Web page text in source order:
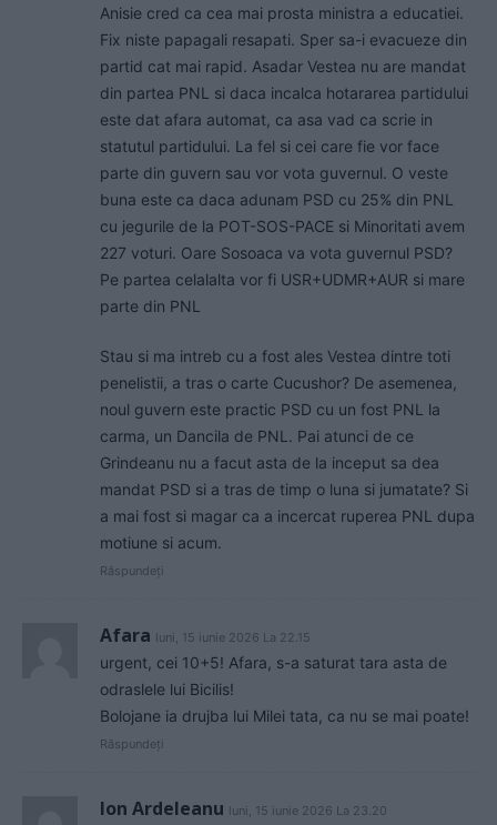
Anisie cred ca cea mai prosta ministra a educatiei.
Fix niste papagali resapati. Sper sa-i evacueze din
partid cat mai rapid. Asadar Vestea nu are mandat
din partea PNL si daca incalca hotararea partidului
este dat afara automat, ca asa vad ca scrie in
statutul partidului. La fel si cei care fie vor face
parte din guvern sau vor vota guvernul. O veste
buna este ca daca adunam PSD cu 25% din PNL
cu jegurile de la POT-SOS-PACE si Minoritati avem
227 voturi. Oare Sosoaca va vota guvernul PSD?
Pe partea celalalta vor fi USR+UDMR+AUR si mare
parte din PNL
Stau si ma intreb cu a fost ales Vestea dintre toti
penelistii, a tras o carte Cucushor? De asemenea,
noul guvern este practic PSD cu un fost PNL la
carma, un Dancila de PNL. Pai atunci de ce
Grindeanu nu a facut asta de la inceput sa dea
mandat PSD si a tras de timp o luna si jumatate? Si
a mai fost si magar ca a incercat ruperea PNL dupa
motiune si acum.
Răspundeți
Afara luni, 15 iunie 2026 La 22.15
urgent, cei 10+5! Afara, s-a saturat tara asta de
odraslele lui Bicilis!
Bolojane ia drujba lui Milei tata, ca nu se mai poate!
Răspundeți
Ion Ardeleanu luni, 15 iunie 2026 La 23.20